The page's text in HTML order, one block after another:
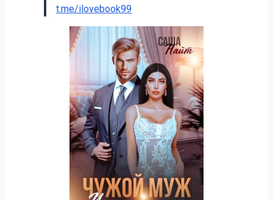
t.me/ilovebook99